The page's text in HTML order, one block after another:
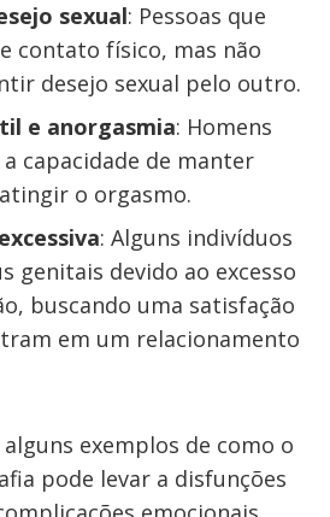
sexual: Pessoas que
contato físico, mas não
desejo sexual pelo outro.
e anorgasmia: Homens
capacidade de manter
o orgasmo.
: Alguns indivíduos
genitais devido ao excesso
buscando uma satisfação
em um relacionamento
alguns exemplos de como o
pode levar a disfunções